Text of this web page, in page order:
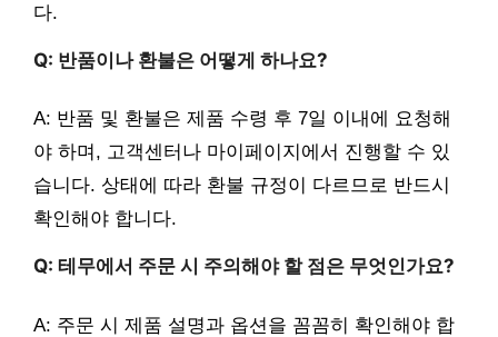
다.
Q: 반품이나 환불은 어떻게 하나요?
A: 반품 및 환불은 제품 수령 후 7일 이내에 요청해
야 하며, 고객센터나 마이페이지에서 진행할 수 있
습니다. 상태에 따라 환불 규정이 다르므로 반드시
확인해야 합니다.
Q: 테무에서 주문 시 주의해야 할 점은 무엇인가요?
A: 주문 시 제품 설명과 옵션을 꼼꼼히 확인해야 합